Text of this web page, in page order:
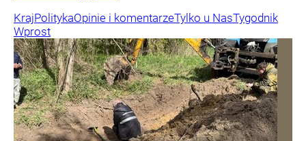
KrajPolitykaOpinie i komentarzeTylko u NasTygodnik
Wprost